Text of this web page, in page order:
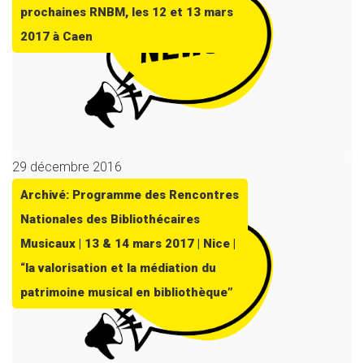
prochaines RNBM, les 12 et 13 mars
2017 à Caen
29 décembre 2016
Archivé: Programme des Rencontres
Nationales des Bibliothécaires
Musicaux | 13 & 14 mars 2017 | Nice |
“la valorisation et la médiation du
patrimoine musical en bibliothèque”